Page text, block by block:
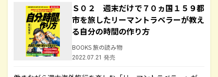
Ｓ０２ 週末だけで７０ヵ国１５９都
市を旅したリーマントラベラーが教え
る自分の時間の作り方
BOOKS 旅の読み物
2022.07.21 発売